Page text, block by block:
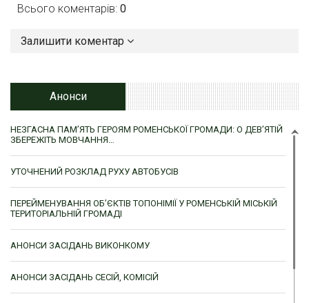
Всього коментарів: 0
Залишити коментар
Анонси
НЕЗГАСНА ПАМ’ЯТЬ ГЕРОЯМ РОМЕНСЬКОЇ ГРОМАДИ: О ДЕВ’ЯТІЙ
ЗБЕРЕЖІТЬ МОВЧАННЯ…
УТОЧНЕНИЙ РОЗКЛАД РУХУ АВТОБУСІВ
ПЕРЕЙМЕНУВАННЯ ОБ’ЄКТІВ ТОПОНІМІЇ У РОМЕНСЬКІЙ МІСЬКІЙ
ТЕРИТОРІАЛЬНІЙ ГРОМАДІ
АНОНСИ ЗАСІДАНЬ ВИКОНКОМУ
АНОНСИ ЗАСІДАНЬ СЕСІЙ, КОМІСІЙ